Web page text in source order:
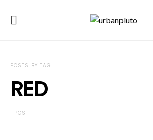
POSTS BY TAG
RED
1 POST